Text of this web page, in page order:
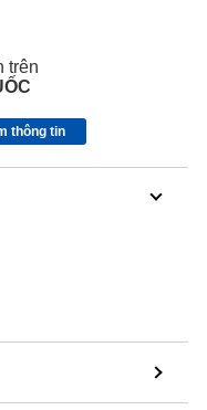
trên
thông tin